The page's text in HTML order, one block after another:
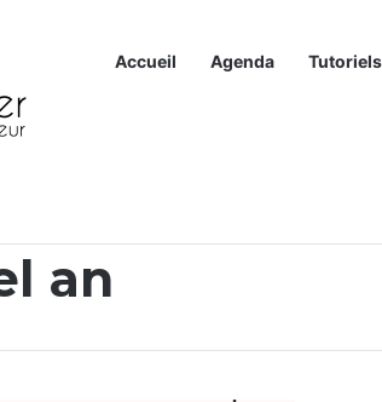
Accueil Agenda Tutoriels
an